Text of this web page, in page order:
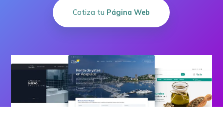
Cotiza tu Página Web